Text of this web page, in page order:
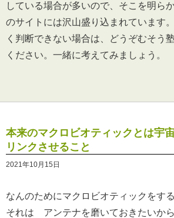
している場合が多いので、そこを明ら
のサイトには沢山盛り込まれています
く判断できない場合は、どうぞむそう
ください。一緒に考えてみましょう。
本来のマクロビオティックとは宇
リンクさせること
2021年10月15日
なんのためにマクロビオティックをす
それは アンテナを磨いておきたいか